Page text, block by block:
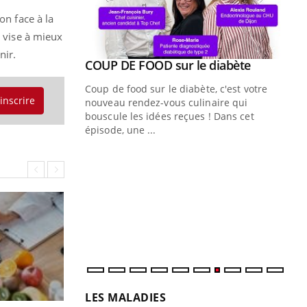
face à la
vise à mieux
» pour
de bilan de
Youtube
COUP DE FOOD sur le diabèteYoutube
Coup de food sur le diabète, c'est votre
nouveau rendez-vous culinaire qui
bouscule les idées reçues ! Dans cet
épisode, une ...
LES MALADIES